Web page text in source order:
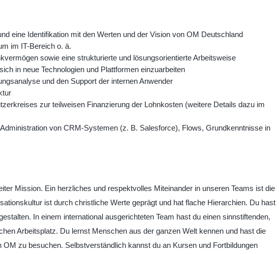
eine Identifikation mit den Werten und der Vision von OM Deutschland
im IT-Bereich o. ä.
sowie eine strukturierte und lösungsorientierte Arbeitsweise
in neue Technologien und Plattformen einzuarbeiten
und den Support der internen Anwender
zur teilweisen Finanzierung der Lohnkosten (weitere Details dazu im
von CRM-Systemen (z. B. Salesforce), Flows, Grundkenntnisse in
Mission. Ein herzliches und respektvolles Miteinander in unseren Teams ist die
ist durch christliche Werte geprägt und hat flache Hierarchien. Du hast
In einem international ausgerichteten Team hast du einen sinnstiftenden,
Arbeitsplatz. Du lernst Menschen aus der ganzen Welt kennen und hast die
zu besuchen. Selbstverständlich kannst du an Kursen und Fortbildungen